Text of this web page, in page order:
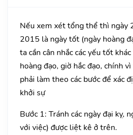
Nếu xem xét tổng thể thì ngày
2015 là ngày tốt (ngày hoàng
ta cần cân nhắc các yếu tốt
hoàng đạo, giờ hắc đạo, chính vì
phải làm theo các bước để xác
khởi sự
Bước 1: Tránh các ngày đại kỵ,
với việc) được liệt kê ở trên.